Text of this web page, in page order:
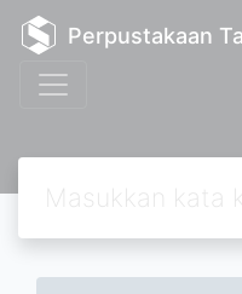
Perpustakaan